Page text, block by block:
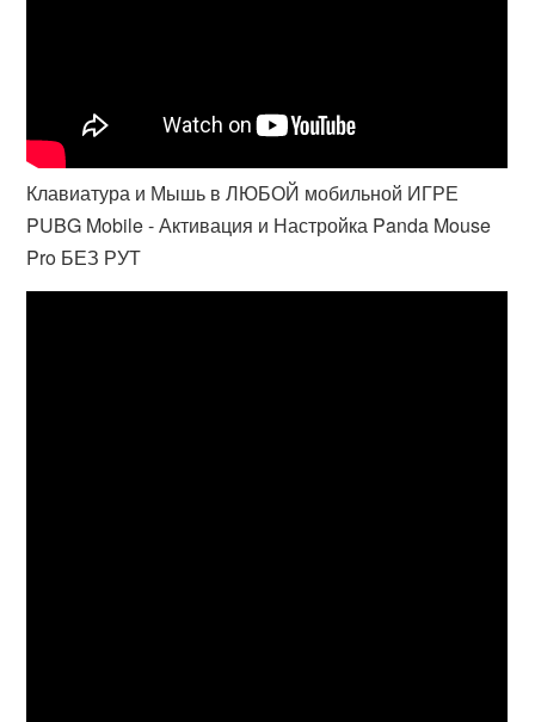
Клавиатура и Мышь в ЛЮБОЙ мобильной ИГРЕ
PUBG Mobile - Активация и Настройка Panda Mouse
Pro БЕЗ РУТ